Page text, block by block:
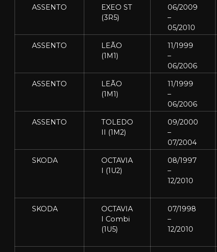
ASSENTO
EXEO ST
(3R5)
06/2009
–
05/2010
ASSENTO
LEÃO
(1M1)
11/1999
–
06/2006
ASSENTO
LEÃO
(1M1)
11/1999
–
06/2006
ASSENTO
TOLEDO
II (1M2)
09/2000
–
07/2004
SKODA
OCTAVIA
I (1U2)
08/1997
–
12/2010
SKODA
OCTAVIA
I Combi
(1U5)
07/1998
–
12/2010